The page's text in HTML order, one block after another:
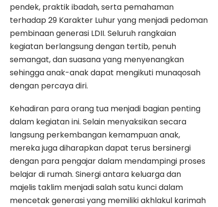
pendek, praktik ibadah, serta pemahaman
terhadap 29 Karakter Luhur yang menjadi pedoman
pembinaan generasi LDII. Seluruh rangkaian
kegiatan berlangsung dengan tertib, penuh
semangat, dan suasana yang menyenangkan
sehingga anak-anak dapat mengikuti munaqosah
dengan percaya diri.
Kehadiran para orang tua menjadi bagian penting
dalam kegiatan ini. Selain menyaksikan secara
langsung perkembangan kemampuan anak,
mereka juga diharapkan dapat terus bersinergi
dengan para pengajar dalam mendampingi proses
belajar di rumah. Sinergi antara keluarga dan
majelis taklim menjadi salah satu kunci dalam
mencetak generasi yang memiliki akhlakul karimah